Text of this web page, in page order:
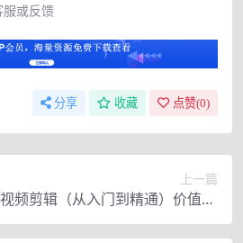
或反馈
分享 收藏 点赞(0)
上一篇
频剪辑（从入门到精通）价值59
9元